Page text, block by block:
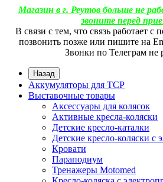
Магазин в г. Реутов больше не
звоните перед
В связи с тем, что связь работает с
позвонить позже или пишите на
Звонки по Телеграм не
Назад
Аккумуляторы для ТСР
Выставочные товары
Аксессуары для колясок
Активные кресла-коляски
Детские кресло-каталки
Детские кресло-коляски с
Кровати
Параподиум
Тренажеры Motomed